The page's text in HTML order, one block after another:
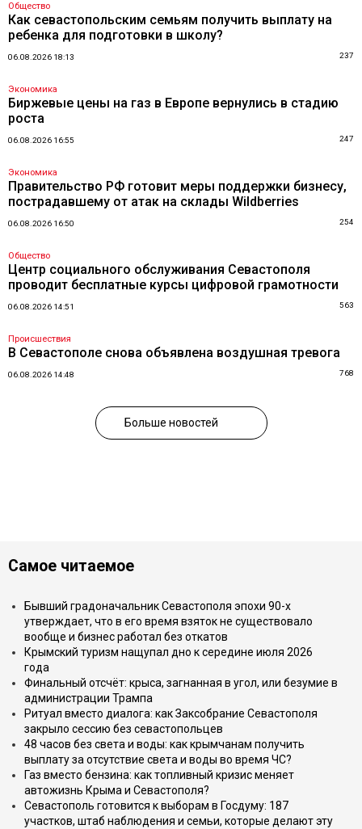
Общество
Как севастопольским семьям получить выплату на
ребенка для подготовки в школу?
06.08.2026 18:13 237
Экономика
Биржевые цены на газ в Европе вернулись в стадию
роста
06.08.2026 16:55 247
Экономика
Правительство РФ готовит меры поддержки бизнесу,
пострадавшему от атак на склады Wildberries
06.08.2026 16:50 254
Общество
Центр социального обслуживания Севастополя
проводит бесплатные курсы цифровой грамотности
06.08.2026 14:51 563
Происшествия
В Севастополе снова объявлена воздушная тревога
06.08.2026 14:48 768
Больше новостей
Самое читаемое
Бывший градоначальник Севастополя эпохи 90-х
утверждает, что в его время взяток не существовало
вообще и бизнес работал без откатов
Крымский туризм нащупал дно к середине июля 2026
года
Финальный отсчёт: крыса, загнанная в угол, или безумие в
администрации Трампа
Ритуал вместо диалога: как Заксобрание Севастополя
закрыло сессию без севастопольцев
48 часов без света и воды: как крымчанам получить
выплату за отсутствие света и воды во время ЧС?
Газ вместо бензина: как топливный кризис меняет
автожизнь Крыма и Севастополя?
Севастополь готовится к выборам в Госдуму: 187
участков, штаб наблюдения и семьи, которые делают эту